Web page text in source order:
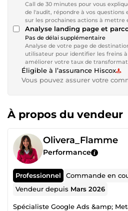
Call de 30 minutes pour vous
de l'audit, répondre à vos questions
sur les prochaines actions à mettre
Analyse landing page et
Pas de délai supplémentaire
Analyse de votre page de
utilisateur pour identifier les freins
améliorer votre taux de
Éligible à l’assurance Hiscox
Vous pouvez assurer votre
À propos du vendeur
Olivera_Flamme
Performance
Professionnel Commande en
Vendeur depuis Mars 2026
Spécialiste Google Ads &amp;